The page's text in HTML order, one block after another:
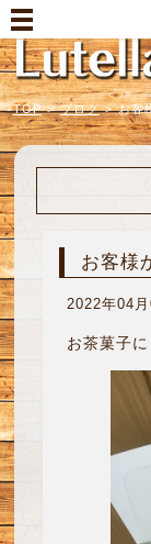
TOP > ブログ > お客
お客様
2022年04月
お茶菓子